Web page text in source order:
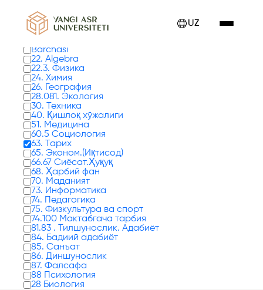
UZ
Barchasi
22. Algebra
22.3. Физика
24. Химия
26. География
28.081. Экология
30. Техника
40. Қишлоқ хўжалиги
51. Медицина
60.5 Социология
63. Тарих
65. Эконом.(Иқтисод)
66.67 Сиёсат.Ҳуқуқ
68. Ҳарбий фан
70. Маданият
73. Информатика
74. Педагогика
75. Физкультура ва спорт
74.100 Мактабгача тарбия
81.83 . Тилшунослик. Адабиёт
84. Бадиий адабиёт
85. Санъат
86. Диншунослик
87. Фалсафа
88 Психология
28 Биология